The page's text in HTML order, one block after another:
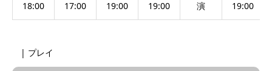
18:00 17:00 19:00 19:00 演 19:00
| プレイ